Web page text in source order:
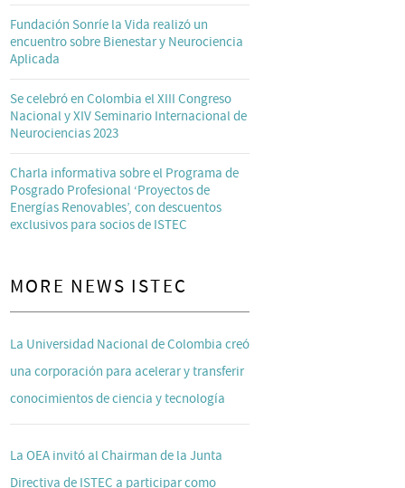
Fundación Sonríe la Vida realizó un
encuentro sobre Bienestar y Neurociencia
Aplicada
Se celebró en Colombia el XIII Congreso
Nacional y XIV Seminario Internacional de
Neurociencias 2023
Charla informativa sobre el Programa de
Posgrado Profesional ‘Proyectos de
Energías Renovables’, con descuentos
exclusivos para socios de ISTEC
MORE NEWS ISTEC
La Universidad Nacional de Colombia creó
una corporación para acelerar y transferir
conocimientos de ciencia y tecnología
La OEA invitó al Chairman de la Junta
Directiva de ISTEC a participar como